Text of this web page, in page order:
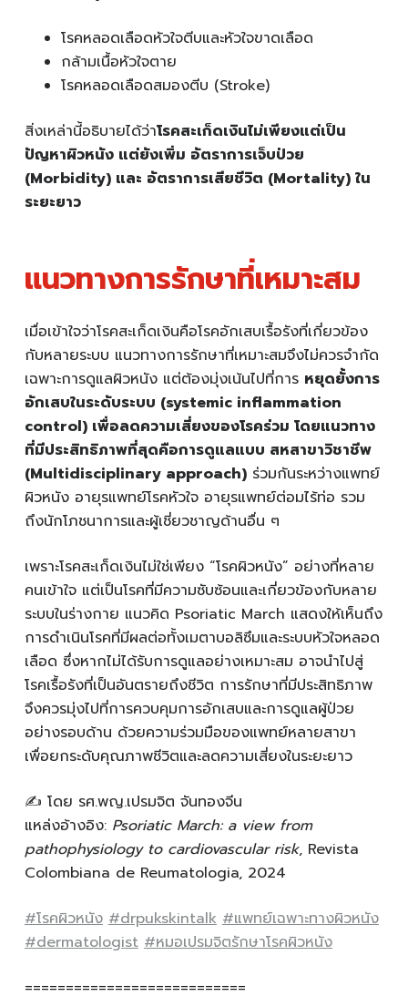
โรคหลอดเลือดหัวใจตีบและหัวใจขาดเลือด
กล้ามเนื้อหัวใจตาย
โรคหลอดเลือดสมองตีบ (Stroke)
สิ่งเหล่านี้อธิบายได้ว่าโรคสะเก็ดเงินไม่เพียงแต่เป็น
ปัญหาผิวหนัง แต่ยังเพิ่ม อัตราการเจ็บป่วย
(Morbidity) และ อัตราการเสียชีวิต (Mortality) ใน
ระยะยาว
แนวทางการรักษาที่เหมาะสม
เมื่อเข้าใจว่าโรคสะเก็ดเงินคือโรคอักเสบเรื้อรังที่เกี่ยวข้อง
กับหลายระบบ แนวทางการรักษาที่เหมาะสมจึงไม่ควรจำกัด
เฉพาะการดูแลผิวหนัง แต่ต้องมุ่งเน้นไปที่การ หยุดยั้งการ
อักเสบในระดับระบบ (systemic inflammation
control) เพื่อลดความเสี่ยงของโรคร่วม โดยแนวทาง
ที่มีประสิทธิภาพที่สุดคือการดูแลแบบ สหสาขาวิชาชีพ
(Multidisciplinary approach)ร่วมกันระหว่างแพทย์
ผิวหนัง อายุรแพทย์โรคหัวใจ อายุรแพทย์ต่อมไร้ท่อ รวม
ถึงนักโภชนาการและผู้เชี่ยวชาญด้านอื่น ๆ
เพราะโรคสะเก็ดเงินไม่ใช่เพียง “โรคผิวหนัง” อย่างที่หลาย
คนเข้าใจ แต่เป็นโรคที่มีความซับซ้อนและเกี่ยวข้องกับหลาย
ระบบในร่างกาย แนวคิด Psoriatic March แสดงให้เห็นถึง
การดำเนินโรคที่มีผลต่อทั้งเมตาบอลิซึมและระบบหัวใจหลอด
เลือด ซึ่งหากไม่ได้รับการดูแลอย่างเหมาะสม อาจนำไปสู่
โรคเรื้อรังที่เป็นอันตรายถึงชีวิต การรักษาที่มีประสิทธิภาพ
จึงควรมุ่งไปที่การควบคุมการอักเสบและการดูแลผู้ป่วย
อย่างรอบด้าน ด้วยความร่วมมือของแพทย์หลายสาขา
เพื่อยกระดับคุณภาพชีวิตและลดความเสี่ยงในระยะยาว
✍️ โดย รศ.พญ.เปรมจิต จันทองจีน
แหล่งอ้างอิง: Psoriatic March: a view from
pathophysiology to cardiovascular risk, Revista
Colombiana de Reumatologia, 2024
#โรคผิวหนัง #drpukskintalk #แพทย์เฉพาะทางผิวหนัง
#dermatologist #หมอเปรมจิตรักษาโรคผิวหนัง
===========================